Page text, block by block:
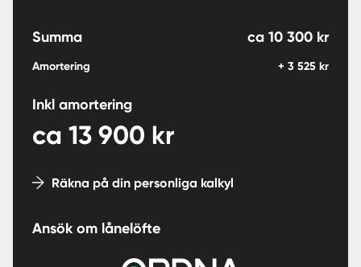
Summa ca 10 300 kr
Amortering + 3 525 kr
Inkl amortering
ca 13 900 kr
Räkna på din personliga kalkyl
Ansök om lånelöfte